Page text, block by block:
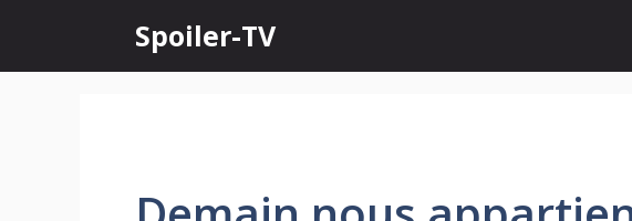
content
Spoiler-TV